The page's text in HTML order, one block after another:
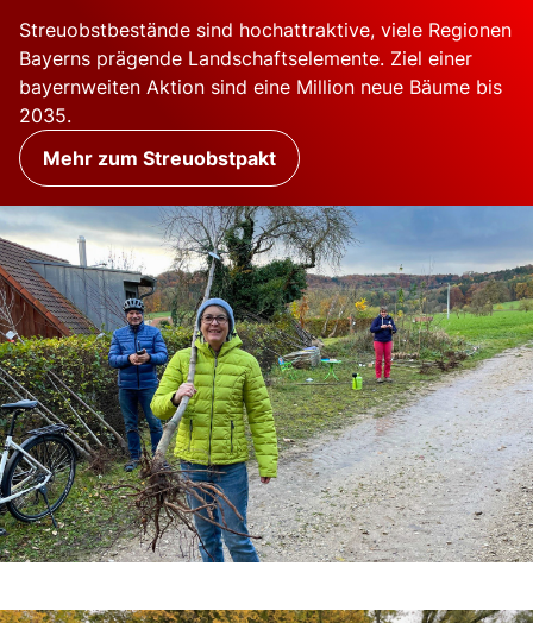
Streuobstbestände sind hochattraktive, viele Regionen
Bayerns prägende Landschaftselemente. Ziel einer
bayernweiten Aktion sind eine Million neue Bäume bis
2035.
Mehr zum Streuobstpakt